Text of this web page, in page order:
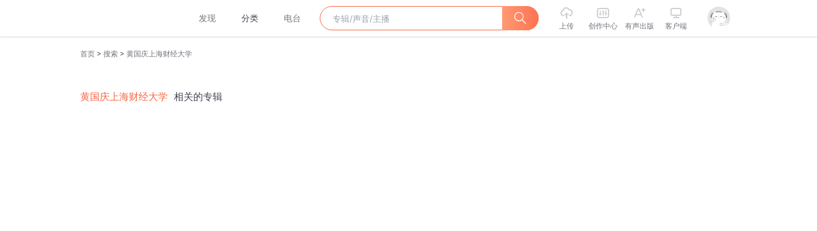
发现 分类 电台
上传 创作中心 有声出版 客户端
首页 > 搜索 > 黄国庆上海财经大学
黄国庆上海财经大学 相关的专辑